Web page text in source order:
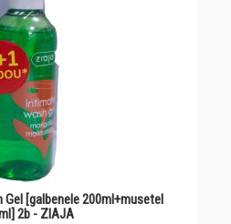
[galbenele 200ml+musetel
2b - ZIAJA